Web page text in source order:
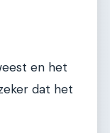
en het
dat het